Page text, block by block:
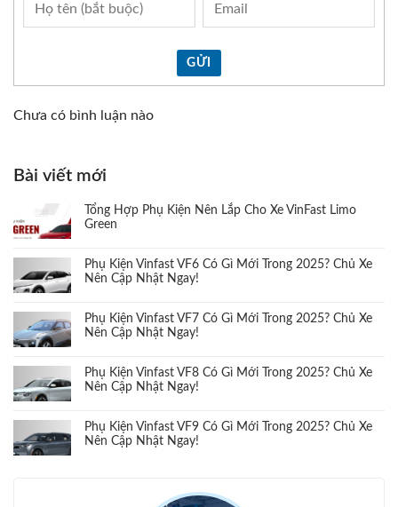
GỬI
Chưa có bình luận nào
Bài viết mới
Tổng Hợp Phụ Kiện Nên Lắp Cho Xe VinFast Limo
Green
Phụ Kiện Vinfast VF6 Có Gì Mới Trong 2025? Chủ Xe
Nên Cập Nhật Ngay!
Phụ Kiện Vinfast VF7 Có Gì Mới Trong 2025? Chủ Xe
Nên Cập Nhật Ngay!
Phụ Kiện Vinfast VF8 Có Gì Mới Trong 2025? Chủ Xe
Nên Cập Nhật Ngay!
Phụ Kiện Vinfast VF9 Có Gì Mới Trong 2025? Chủ Xe
Nên Cập Nhật Ngay!